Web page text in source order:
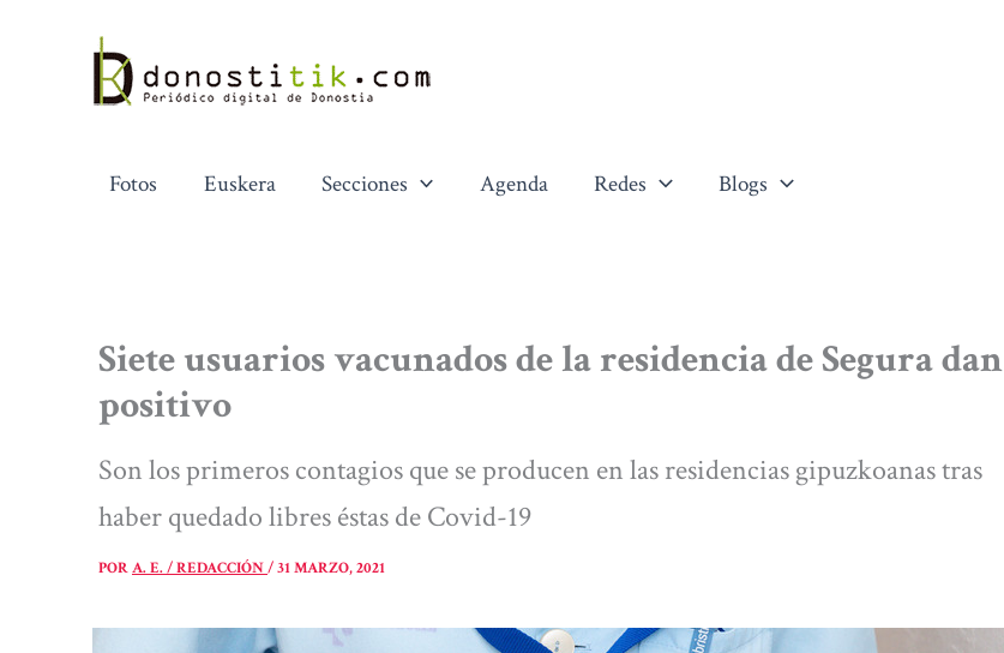
contenido
Fotos Euskera Secciones Agenda Redes Blogs
Siete usuarios vacunados de la residencia de Segura dan
positivo
Son los primeros contagios que se producen en las residencias gipuzkoanas tras
haber quedado libres éstas de Covid-19
PORA. E. / REDACCIÓN/31 MARZO, 2021